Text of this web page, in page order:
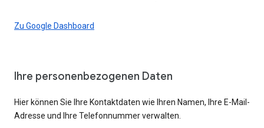
Zu Google Dashboard
Ihre personenbezogenen Daten
Hier können Sie Ihre Kontaktdaten wie Ihren Namen, Ihre E-Mail-
Adresse und Ihre Telefonnummer verwalten.